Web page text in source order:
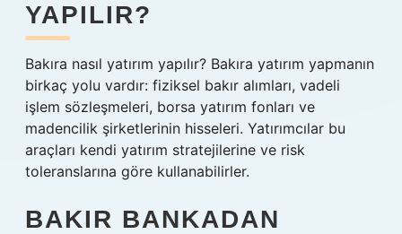
YAPILIR?
Bakıra nasıl yatırım yapılır? Bakıra yatırım yapmanın
birkaç yolu vardır: fiziksel bakır alımları, vadeli
işlem sözleşmeleri, borsa yatırım fonları ve
madencilik şirketlerinin hisseleri. Yatırımcılar bu
araçları kendi yatırım stratejilerine ve risk
toleranslarına göre kullanabilirler.
BAKIR BANKADAN